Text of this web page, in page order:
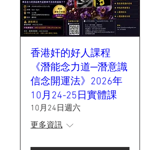
香港奸的好人課程
《潛能念力道─潛意識
信念開運法》2026年
10月24-25日實體課
10月24日週六
更多資訊